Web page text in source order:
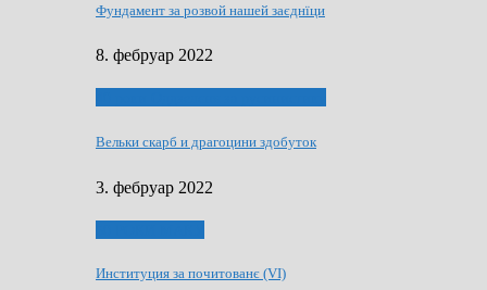
Фундамент за розвой нашей заєднїци
8. фебруар 2022
Вельки скарб и драгоцини здобуток
3. фебруар 2022
Институция за почитованє (VI)